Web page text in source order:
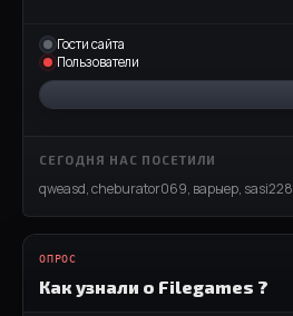
Гости сайта
Пользователи
СЕГОДНЯ НАС ПОСЕТИЛИ
qweasd,cheburator069, варыер, sasi228
ОПРОС
Как узнали о Filegames ?